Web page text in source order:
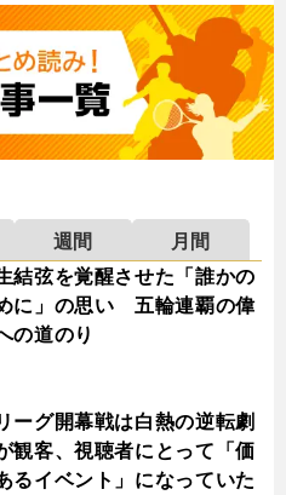
週間
月間
結弦を覚醒させた「誰かの
に」の思い 五輪連覇の偉
の道のり
ーグ開幕戦は白熱の逆転劇
観客、視聴者にとって「価
るイベント」になっていた